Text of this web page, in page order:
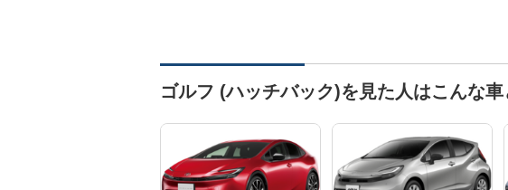
ゴルフ (ハッチバック)を見た人はこんな